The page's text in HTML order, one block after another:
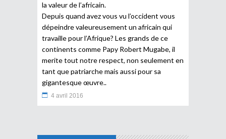
la valeur de l’africain.
Depuis quand avez vous vu l’occident vous
dépeindre valeureusement un africain qui
travaille pour l’Afrique? Les grands de ce
continents comme Papy Robert Mugabe, il
merite tout notre respect, non seulement en
tant que patriarche mais aussi pour sa
gigantesque œuvre..
4 avril 2016